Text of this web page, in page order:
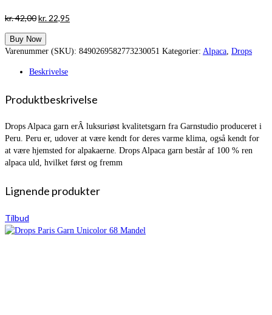
kr.42,00Den
pris
var:
kr. 22,95
er:
Buy Now
Varenummer (SKU): 8490269582773230051 Kategorier: Alpaca, Drops
Beskrivelse
Produktbeskrivelse
Drops Alpaca garn erÂ luksuriøst kvalitetsgarn fra Garnstudio produceret i
Peru. Peru er, udover at være kendt for deres varme klima, også kendt for
at være hjemsted for alpakaerne. Drops Alpaca garn består af 100 % ren
alpaca uld, hvilket først og fremm
Lignende produkter
Tilbud